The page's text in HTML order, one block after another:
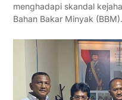
menghadapi skandal
Bahan Bakar Minyak